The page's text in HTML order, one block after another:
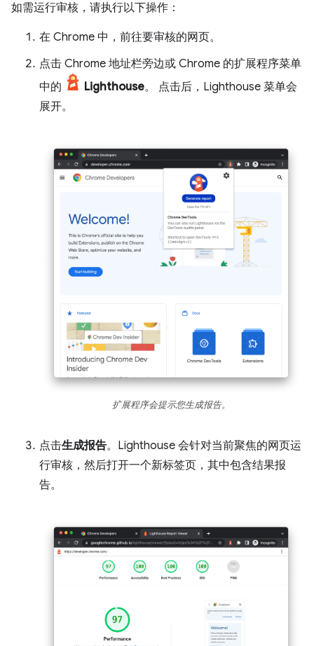
如需运行审核，请执行以下操作：
在 Chrome 中，前往要审核的网页。
点击 Chrome 地址栏旁边或 Chrome 的扩展程序菜单
中的
Lighthouse。 点击后，Lighthouse 菜单会
展开。
扩展程序会提示您生成报告。
点击生成报告。Lighthouse 会针对当前聚焦的网页运
行审核，然后打开一个新标签页，其中包含结果报
告。